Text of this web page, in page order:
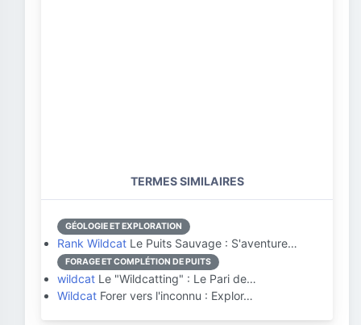
TERMES SIMILAIRES
GÉOLOGIE ET EXPLORATION
Rank Wildcat Le Puits Sauvage : S'aventure…
FORAGE ET COMPLÉTION DE PUITS
wildcat Le "Wildcatting" : Le Pari de…
Wildcat Forer vers l'inconnu : Explor…